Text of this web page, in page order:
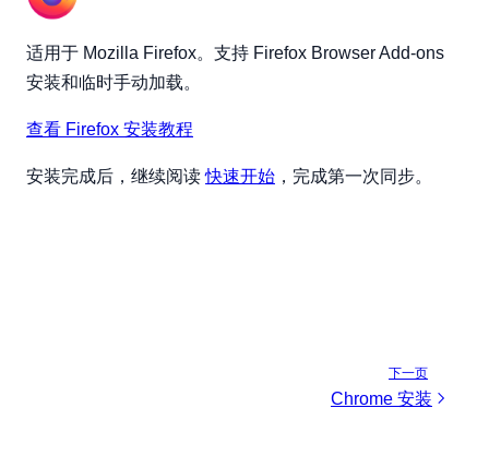
适用于 Mozilla Firefox。支持 Firefox Browser Add-ons
安装和临时手动加载。
查看 Firefox 安装教程
安装完成后，继续阅读快速开始 ，完成第一次同步。
下一页
Chrome 安装